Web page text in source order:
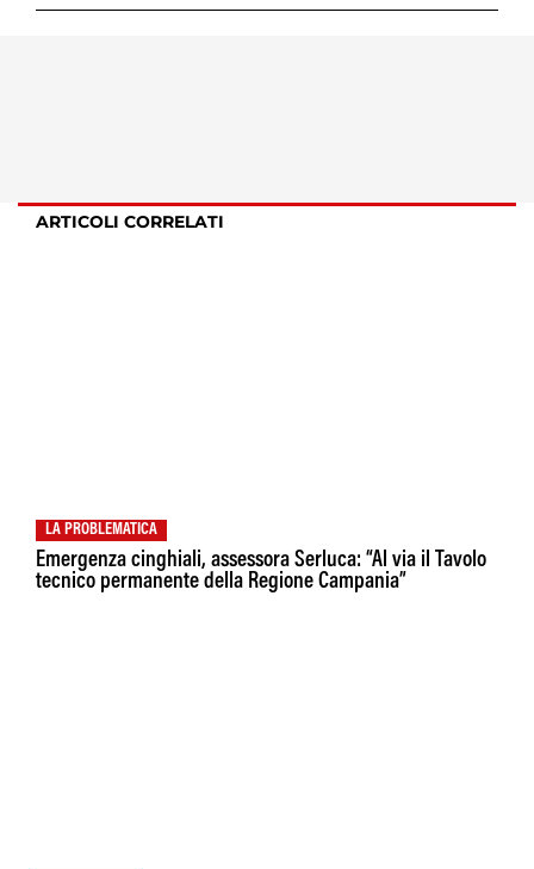
ARTICOLI CORRELATI
LA PROBLEMATICA
Emergenza cinghiali, assessora Serluca: “Al via il Tavolo
tecnico permanente della Regione Campania”